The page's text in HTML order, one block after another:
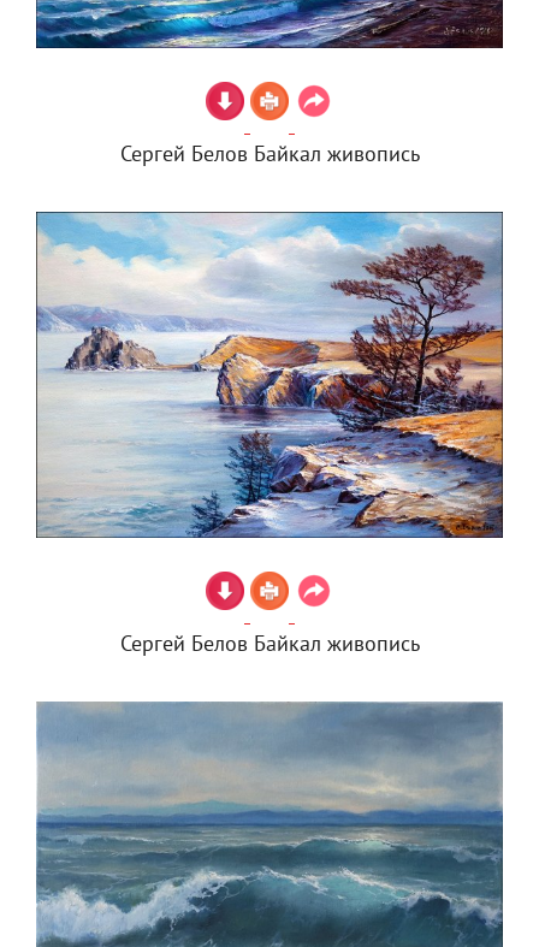
Сергей Белов Байкал живопись
Сергей Белов Байкал живопись